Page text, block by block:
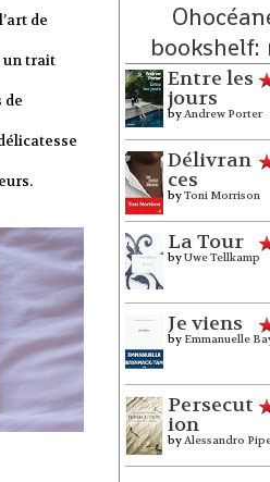
de
un trait
de
bookshelf:
Entre les
jours
byAndrew Porter
Délivran
ces
byToni Morrison
La Tour
byUwe Tellkamp
Je viens
by Emmanuelle
Persecut
ion
byAlessandro